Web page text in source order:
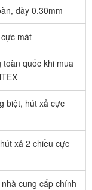
dày 0.30mm
mát
toàn quốc khi mua
biệt, hút xả cực
xả 2 chiều cực
cung cấp chính